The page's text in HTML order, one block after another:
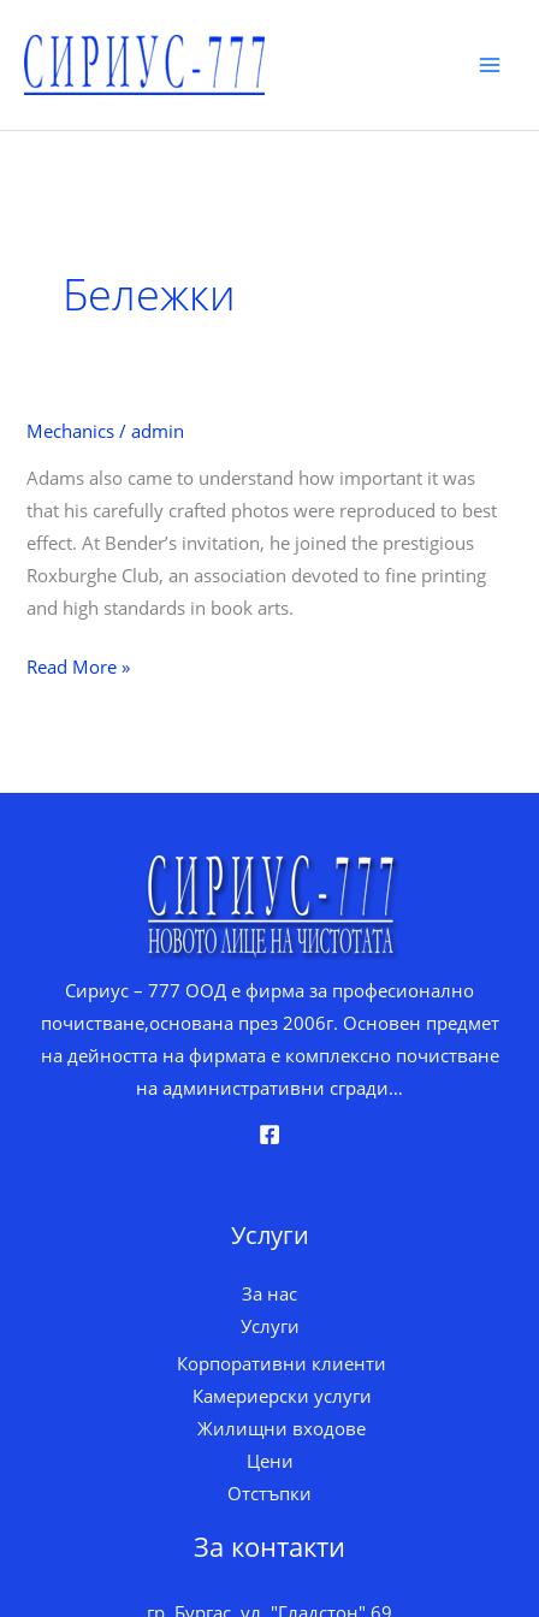
content
Бележки
Mechanics /admin
Adams also came to understand how important it was
that his carefully crafted photos were reproduced to best
effect. At Bender’s invitation, he joined the prestigious
Roxburghe Club, an association devoted to fine printing
and high standards in book arts.
Aside
Read More »
Сириус – 777 ООД е фирма за професионално
почистване,основана през 2006г. Основен предмет
на дейността на фирмата е комплексно почистване
на административни сгради…
Услуги
За нас
Услуги
Корпоративни клиенти
Камериерски услуги
Жилищни входове
Цени
Отстъпки
За контакти
гр. Бургас, ул. "Гладстон" 69